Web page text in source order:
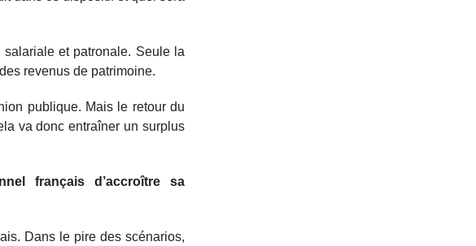
et patronale. Seule la
revenus de patrimoine.
publique. Mais le retour du
va donc entraîner un surplus
français d’accroître sa
Dans le pire des scénarios,